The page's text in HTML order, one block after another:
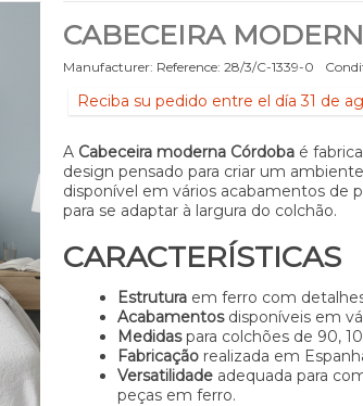
CABECEIRA
Manufacturer: Reference: 28/3/C-1339-0
Reciba su pedido entre el día 31 de
A Cabeceira moderna Córdobaé
design pensado para criar um
disponível em vários acabamentos de
para se adaptar à largura do colchão.
CARACTERÍSTICAS
Estruturaem ferro com
Acabamentosdisponíveis em
Medidaspara colchões de 90,
Fabricaçãorealizada em
Versatilidadeadequada para
peças em ferro.